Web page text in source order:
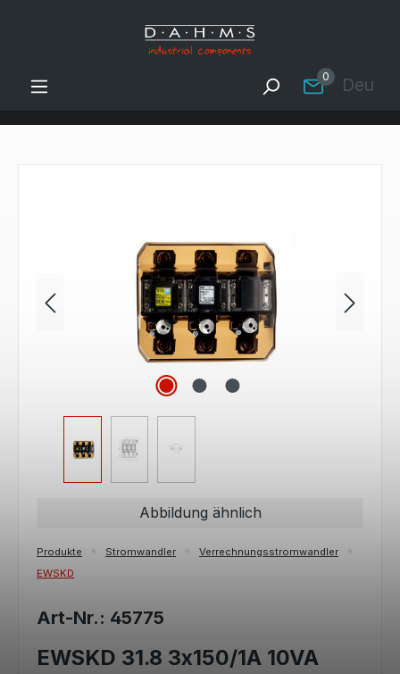
Zum Hauptinhalt springen
0
Abbildung ähnlich
Produkte Stromwandler
Verrechnungsstromwandler
EWSKD
Art-Nr.: 45775
EWSKD 31.8 3x150/1A 10VA